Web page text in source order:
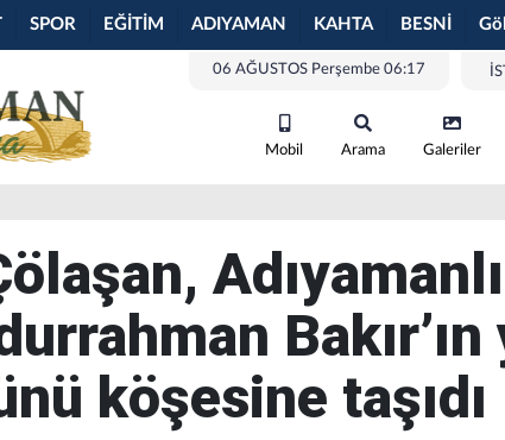
SPOR EĞİTİM ADIYAMAN KAHTA BESNİ
06 AĞUSTOS Perşembe 06:17
Mobil Arama Galeriler
köşesine taşıdı